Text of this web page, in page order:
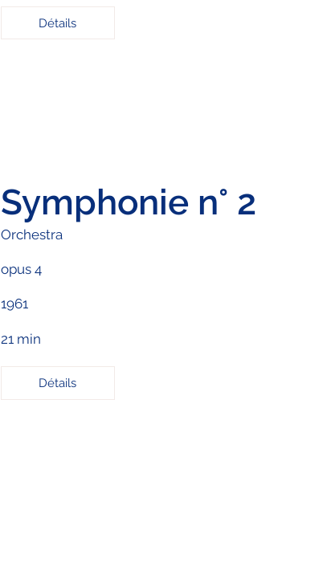
Détails
Symphonie n° 2
Orchestra
opus 4
1961
21 min
Détails